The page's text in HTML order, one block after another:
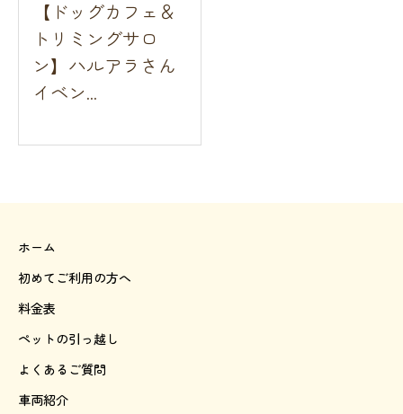
【ドッグカフェ＆
トリミングサロ
ン】ハルアラさん
イベン...
ホーム
初めてご利用の方へ
料金表
ペットの引っ越し
よくあるご質問
車両紹介